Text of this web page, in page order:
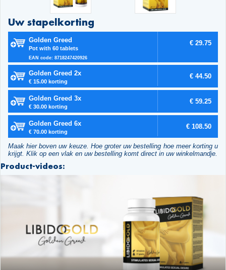
Uw stapelkorting
Golden Greed
Pot with 60 tablets
EAN code: 8718247420926
€ 29.75
Golden Greed 2x
€ 15.00 korting
€ 44.50
Golden Greed 3x
€ 30.00 korting
€ 59.25
Golden Greed 6x
€ 70.00 korting
€ 108.50
Maak hier boven uw keuze. Hoe groter uw bestelling hoe meer korting u
krijgt. Klik op een vlak en uw bestelling komt direct in uw winkelmandje.
Product-videos: